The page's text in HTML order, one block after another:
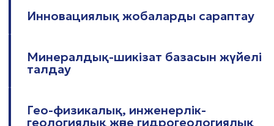
Инновациялық жобаларды сараптау
Минералдық-шикізат базасын жүйелі
талдау
Гео-физикалық, инженерлік-
геологиялық және гидрогеологиялық